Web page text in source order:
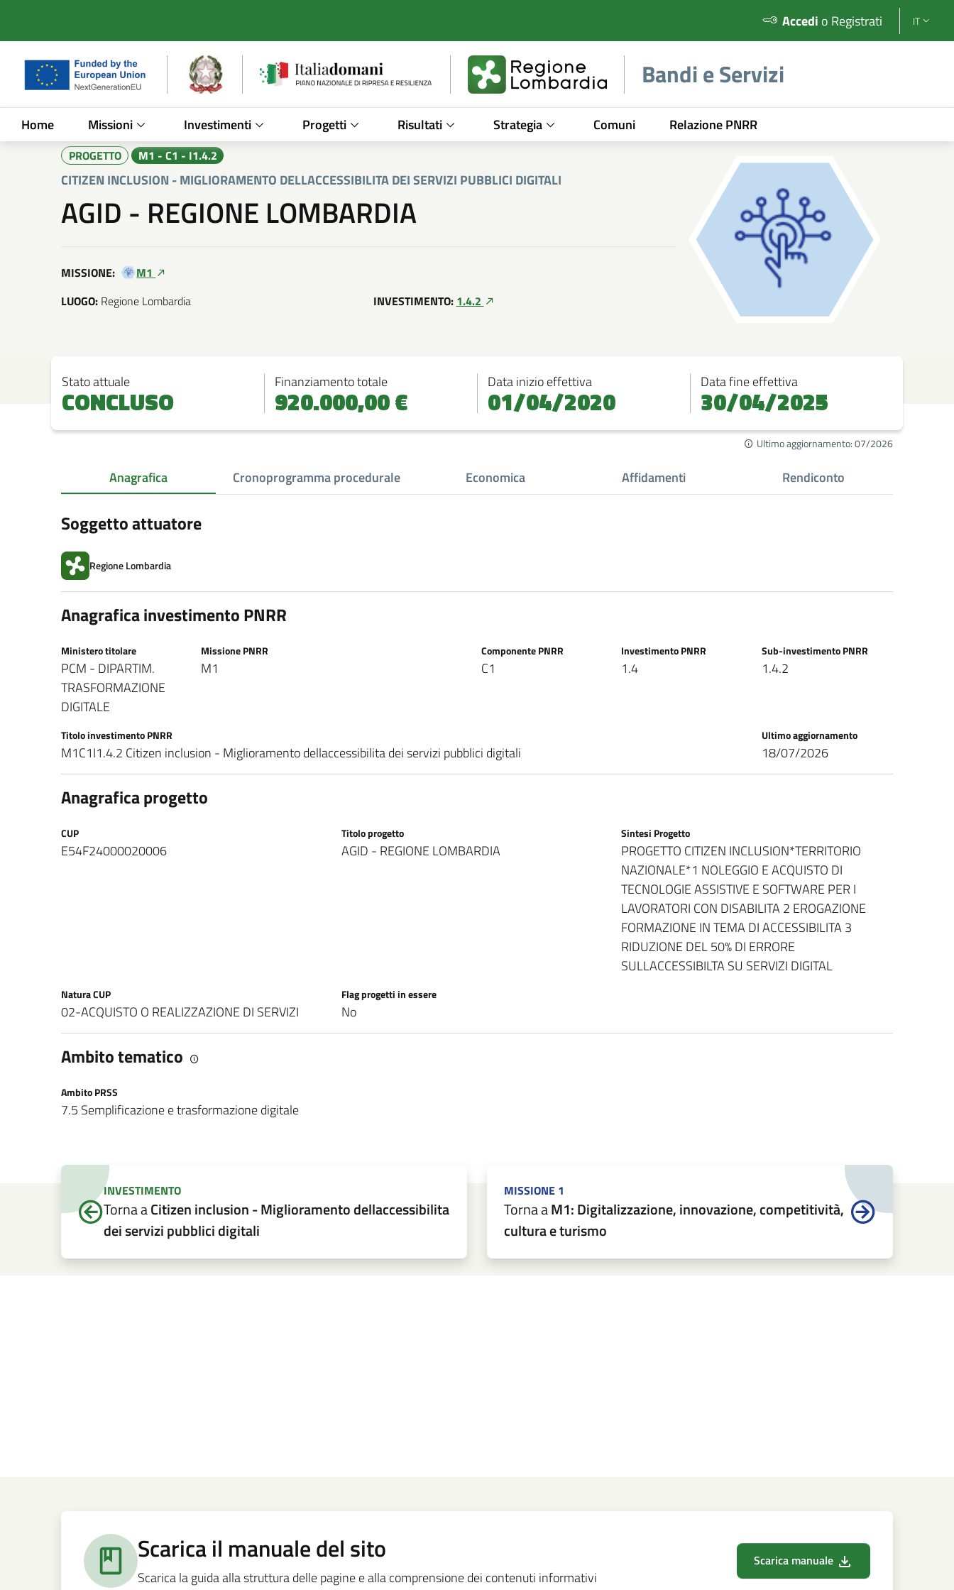
Accedi o Registrati IT
Bandi e Servizi
Home Missioni Investimenti Progetti Risultati Strategia Comuni Relazione PNRR
Investimenti PNRR / Citizen inclusion - Miglioramento dellaccessibilita dei servizi pubblici digitali / AGID - REGIONE LOMBARDIA
PROGETTO M1 - C1 - I1.4.2
CITIZEN INCLUSION - MIGLIORAMENTO DELLACCESSIBILITA DEI SERVIZI PUBBLICI DIGITALI
AGID - REGIONE LOMBARDIA
MISSIONE:
M1
LUOGO: Regione Lombardia INVESTIMENTO: 1.4.2
Stato attuale
CONCLUSO
Finanziamento totale
920.000,00 €
Data inizio effettiva
01/04/2020
Data fine effettiva
30/04/2025
Ultimo aggiornamento: 07/2026
Anagrafica Cronoprogramma procedurale Economica Affidamenti Rendiconto
Soggetto attuatore
Regione Lombardia
Anagrafica investimento PNRR
Ministero titolare
PCM - DIPARTIM.
TRASFORMAZIONE
DIGITALE
Missione PNRR
M1
Componente PNRR
C1
Investimento PNRR
1.4
Sub-investimento PNRR
1.4.2
Titolo investimento PNRR
M1C1I1.4.2 Citizen inclusion - Miglioramento dellaccessibilita dei servizi pubblici digitali
Ultimo aggiornamento
18/07/2026
Anagrafica progetto
CUP
E54F24000020006
Titolo progetto
AGID - REGIONE LOMBARDIA
Sintesi Progetto
PROGETTO CITIZEN INCLUSION*TERRITORIO
NAZIONALE*1 NOLEGGIO E ACQUISTO DI
TECNOLOGIE ASSISTIVE E SOFTWARE PER I
LAVORATORI CON DISABILITA 2 EROGAZIONE
FORMAZIONE IN TEMA DI ACCESSIBILITA 3
RIDUZIONE DEL 50% DI ERRORE
SULLACCESSIBILTA SU SERVIZI DIGITAL
Natura CUP
02-ACQUISTO O REALIZZAZIONE DI SERVIZI
Flag progetti in essere
No
Ambito tematico
Ambito PRSS
7.5 Semplificazione e trasformazione digitale
INVESTIMENTO
Torna aCitizen inclusion - Miglioramento dellaccessibilita
dei servizi pubblici digitali
MISSIONE 1
Torna aM1: Digitalizzazione, innovazione, competitività,
cultura e turismo
Scarica il manuale del sito
Scarica la guida alla struttura delle pagine e alla comprensione dei contenuti informativi
Scarica manuale